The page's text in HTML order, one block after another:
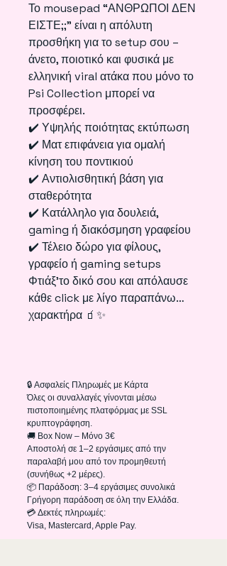
Το mousepad “ΑΝΘΡΩΠΟΙ ΔΕΝ
ΕΙΣΤΕ;;” είναι η απόλυτη
προσθήκη για το setup σου –
άνετο, ποιοτικό και φυσικά με
ελληνική viral ατάκα που μόνο το
Psi Collection μπορεί να
προσφέρει.
✔️ Υψηλής ποιότητας εκτύπωση
✔️ Ματ επιφάνεια για ομαλή
κίνηση του ποντικιού
✔️ Αντιολισθητική βάση για
σταθερότητα
✔️ Κατάλληλο για δουλειά,
gaming ή διακόσμηση γραφείου
✔️ Τέλειο δώρο για φίλους,
γραφείο ή gaming setups
Φτιάξ’το δικό σου και απόλαυσε
κάθε click με λίγο παραπάνω…
χαρακτήρα 🧃✨
🔒 Ασφαλείς Πληρωμές με Κάρτα
Όλες οι συναλλαγές γίνονται μέσω
πιστοποιημένης πλατφόρμας με SSL
κρυπτογράφηση.
🚚 Box Now – Μόνο 3€
Αποστολή σε 1–2 εργάσιμες από την
παραλαβή μου από τον προμηθευτή
(συνήθως +2 μέρες).
📦 Παράδοση: 3–4 εργάσιμες συνολικά
Γρήγορη παράδοση σε όλη την Ελλάδα.
💳 Δεκτές πληρωμές:
Visa, Mastercard, Apple Pay.